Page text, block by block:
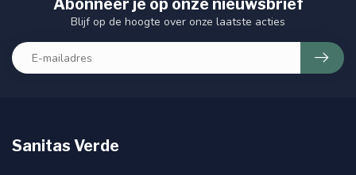
Abonneer je op onze nieuwsbrief
Blijf op de hoogte over onze laatste acties
Sanitas Verde